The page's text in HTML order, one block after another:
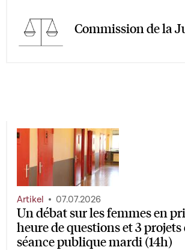
Commission de la
Un débat sur les femmes en
heure de questions et 3 projets
séance publique mardi (14h)
Artikel 07.07.2026